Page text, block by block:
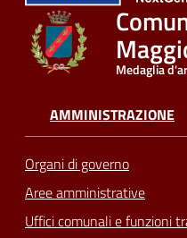
Medaglia
AMMINISTRAZIONE
Organi di governo
Aree amministrative
Uffici comunali e funzioni